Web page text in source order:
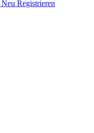
Neu Registrieren